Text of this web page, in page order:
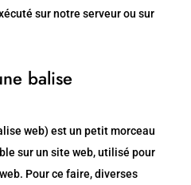
sur notre serveur ou sur
balise
web) est un petit morceau
sur un site web, utilisé pour
Pour ce faire, diverses